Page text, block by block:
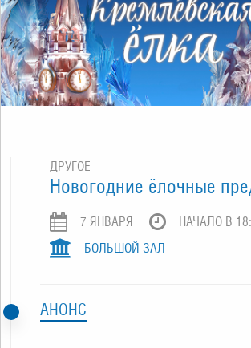
ДРУГОЕ
Новогодние ёлочные
7 ЯНВАРЯ
НАЧАЛО В
БОЛЬШОЙ ЗАЛ
АНОНС